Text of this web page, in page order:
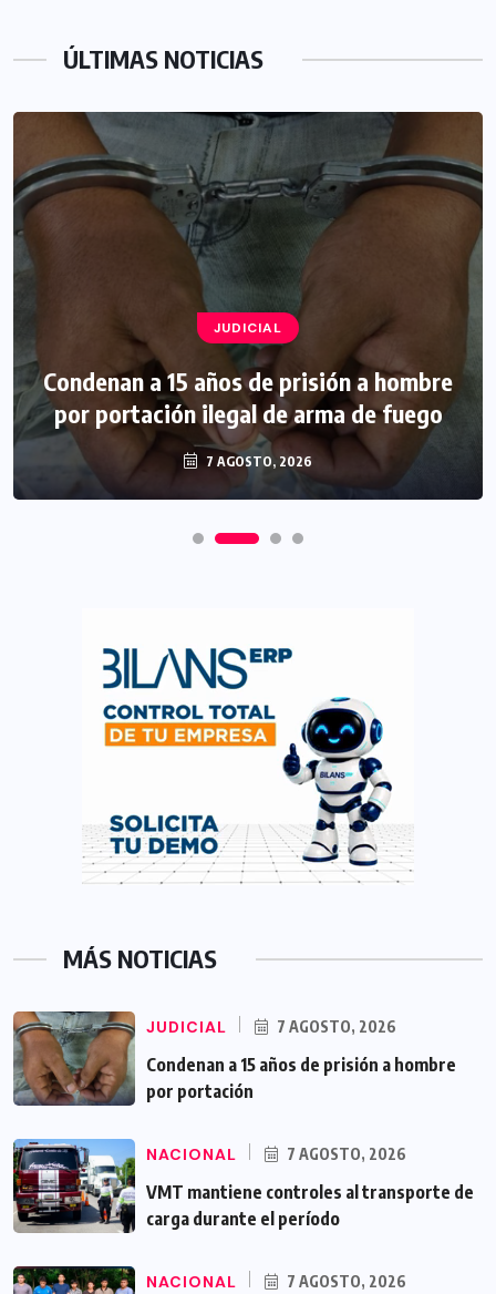
ÚLTIMAS NOTICIAS
JUDICIAL
Condenan a 15 años de prisión a hombre
por portación ilegal de arma de fuego
7 AGOSTO, 2026
MÁS NOTICIAS
JUDICIAL 7 AGOSTO, 2026
Condenan a 15 años de prisión a hombre
por portación
NACIONAL 7 AGOSTO, 2026
VMT mantiene controles al transporte de
carga durante el período
NACIONAL 7 AGOSTO, 2026